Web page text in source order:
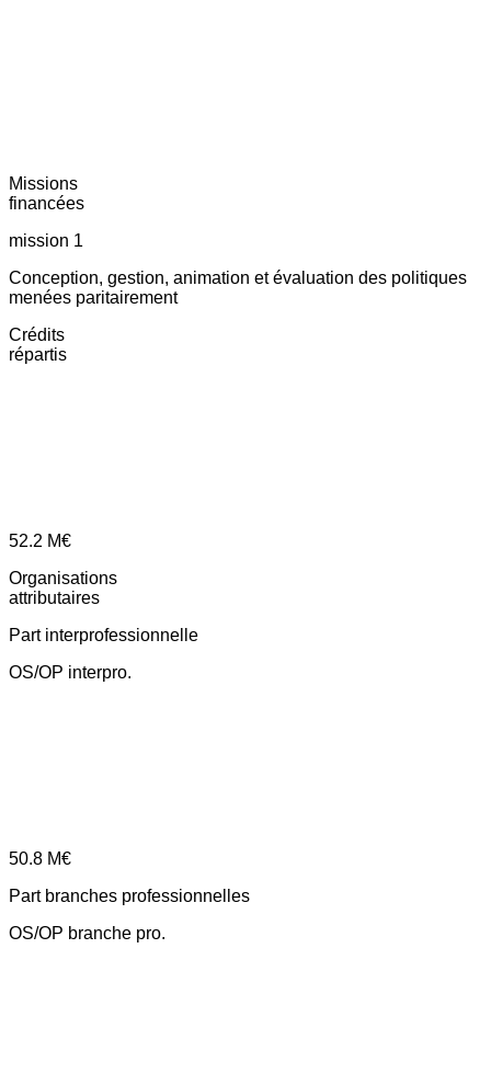
Missions
financées
mission 1
Conception, gestion, animation et évaluation des politiques
menées paritairement
Crédits
répartis
52.2 M€
Organisations
attributaires
Part interprofessionnelle
OS/OP interpro.
50.8 M€
Part branches professionnelles
OS/OP branche pro.